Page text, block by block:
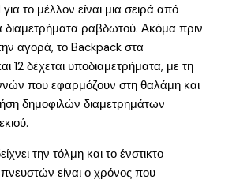
το μέλλον είναι μια σειρά από
διαμετρήματα ραβδωτού. Ακόμα πριν
αγορά, το Backpack στα
12 δέχεται υποδιαμετρήματα, με τη
που εφαρμόζουν στη θαλάμη και
δημοφιλών διαμετρημάτων
την τόλμη και το ένστικτο
είναι ο χρόνος που